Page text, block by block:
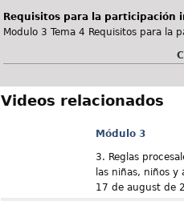
Requisitos para la participación
Modulo 3 Tema 4 Requisitos para la
Videos relacionados
Módulo 3
3. Reglas
las niñas, niños y
17 de august de